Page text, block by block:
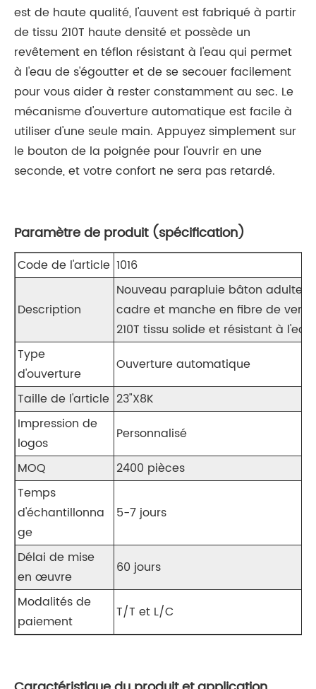
est de haute qualité, l'auvent est fabriqué à partir
de tissu 210T haute densité et possède un
revêtement en téflon résistant à l'eau qui permet
à l'eau de s'égoutter et de se secouer facilement
pour vous aider à rester constamment au sec. Le
mécanisme d'ouverture automatique est facile à
utiliser d'une seule main. Appuyez simplement sur
le bouton de la poignée pour l'ouvrir en une
seconde, et votre confort ne sera pas retardé.
Paramètre de produit (spécification)
Code de l'article 1016
Description
Nouveau parapluie bâton adulte
cadre et manche en fibre de
210T tissu solide et résistant à l'eau.
Type
d'ouverture
Ouverture automatique
Taille de l'article 23"X8K
Impression de
logos
Personnalisé
MOQ
2400 pièces
Temps
d'échantillonna
ge
5-7 jours
Délai de mise
en œuvre
60 jours
Modalités de
paiement
T/T et L/C